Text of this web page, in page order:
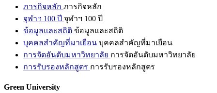
ภารกิจหลัก ภารกิจหลัก
จุฬาฯ 100 ปี จุฬาฯ 100 ปี
ข้อมูลและสถิติ ข้อมูลและสถิติ
บุคคลสำคัญที่มาเยือน บุคคลสำคัญที่มาเยือน
การจัดอันดับมหาวิทยาลัย การจัดอันดับมหาวิทยาลัย
การรับรองหลักสูตร การรับรองหลักสูตร
Green University